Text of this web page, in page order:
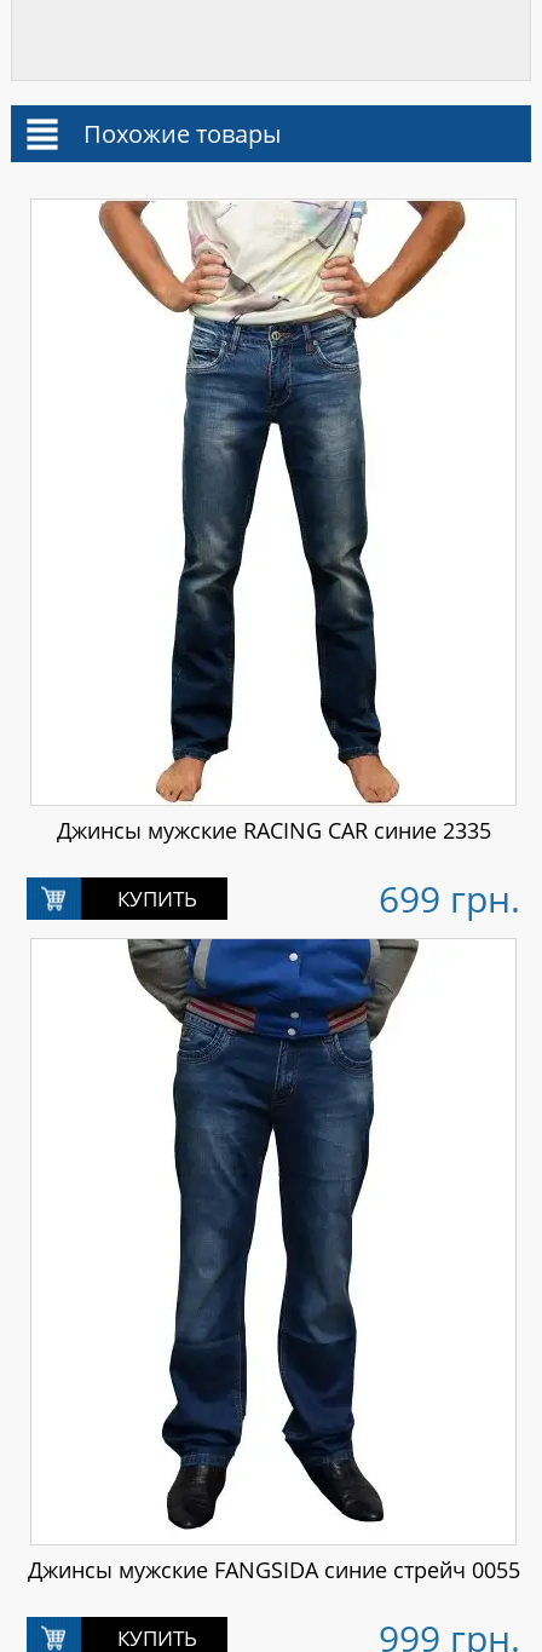
Похожие товары
Джинсы мужские RACING CAR синие 2335
699 грн.
Джинсы мужские FANGSIDA синие стрейч 0055
999 грн.